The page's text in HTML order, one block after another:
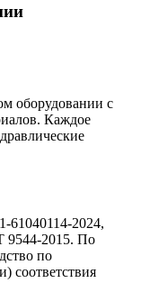
оборудовании с
Каждое
61040114-2024,
2015. По
по
соответствия